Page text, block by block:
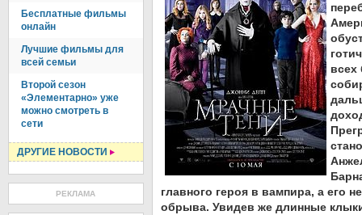
Бесплатные фильмы
онлайн
Лучшие фильмы для
всей семьи
Второй сезон
«Элементарно» уже
можно смотреть в
сети
ДРУГИЕ НОВОСТИ
РЕКЛАМА
всех
главного героя в вампира, а его
обрыва. Увидев же длинные